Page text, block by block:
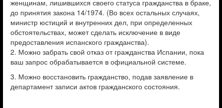
женщинам, лишившихся своего статуса гражданства в браке,
до принятия закона 14/1974. (Во всех остальных случаях,
министр юстиций и внутренних дел, при определенных
обстоятельствах, может сделать исключение в виде
предоставления испанского гражданства).
2. Можно забрать свой отказ от гражданства Испании, пока
ваш запрос обрабатывается в официальной системе.
3. Можно восстановить гражданство, подав заявление в
департамент записи актов гражданского состояния.